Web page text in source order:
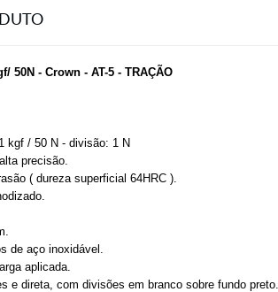
50N - Crown - AT-5 - TRAÇÃO
kgf / 50 N - divisão: 1 N
precisão.
( dureza superficial 64HRC ).
.
de aço inoxidável.
aplicada.
e direta, com divisões em branco sobre fundo preto.